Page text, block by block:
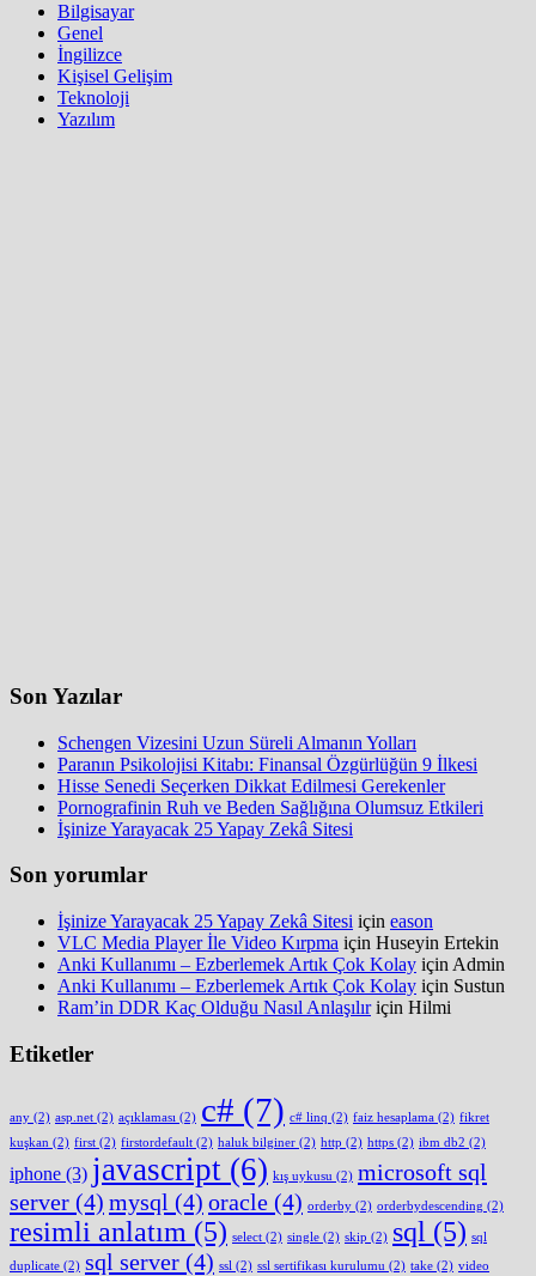
Bilgisayar
Genel
İngilizce
Kişisel Gelişim
Teknoloji
Yazılım
Son Yazılar
Schengen Vizesini Uzun Süreli Almanın Yolları
Paranın Psikolojisi Kitabı: Finansal Özgürlüğün 9 İlkesi
Hisse Senedi Seçerken Dikkat Edilmesi Gerekenler
Pornografinin Ruh ve Beden Sağlığına Olumsuz Etkileri
İşinize Yarayacak 25 Yapay Zekâ Sitesi
Son yorumlar
İşinize Yarayacak 25 Yapay Zekâ Sitesi için eason
VLC Media Player İle Video Kırpma için Huseyin Ertekin
Anki Kullanımı – Ezberlemek Artık Çok Kolay için Admin
Anki Kullanımı – Ezberlemek Artık Çok Kolay için Sustun
Ram’in DDR Kaç Olduğu Nasıl Anlaşılıriçin Hilmi
Etiketler
any (2) asp.net (2) açıklaması (2) c# (7) c# linq (2) faiz hesaplama (2) fikret
kuşkan (2) first (2) firstordefault (2) haluk bilginer (2) http (2) https (2) ibm db2 (2)
iphone (3) javascript (6) kış uykusu (2) microsoft sql
server (4) mysql (4) oracle (4) orderby (2) orderbydescending (2)
resimli anlatım (5) select (2) single (2) skip (2) sql (5) sql
duplicate (2) sql server (4) ssl (2) ssl sertifikası kurulumu (2) take (2) video